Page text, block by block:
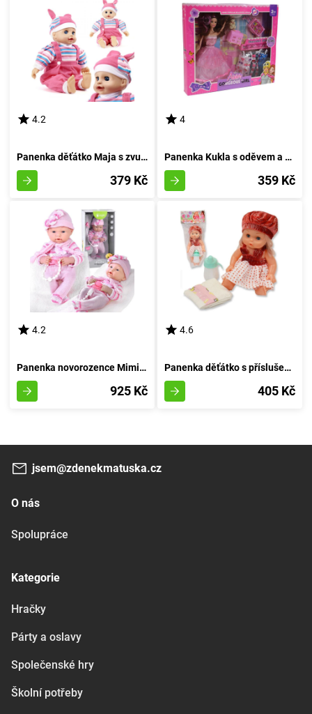
4.2
Panenka děťátko Maja s zvukovými efekty
379 Kč
4
Panenka Kukla s oděvem a příslušenstvím
359 Kč
4.2
Panenka novorozence Mimi s pacifierem
925 Kč
4.6
Panenka děťátko s příslušenstvím 30 cm
405 Kč
jsem@zdenekmatuska.cz
O nás
Spolupráce
Kategorie
Hračky
Párty a oslavy
Společenské hry
Školní potřeby